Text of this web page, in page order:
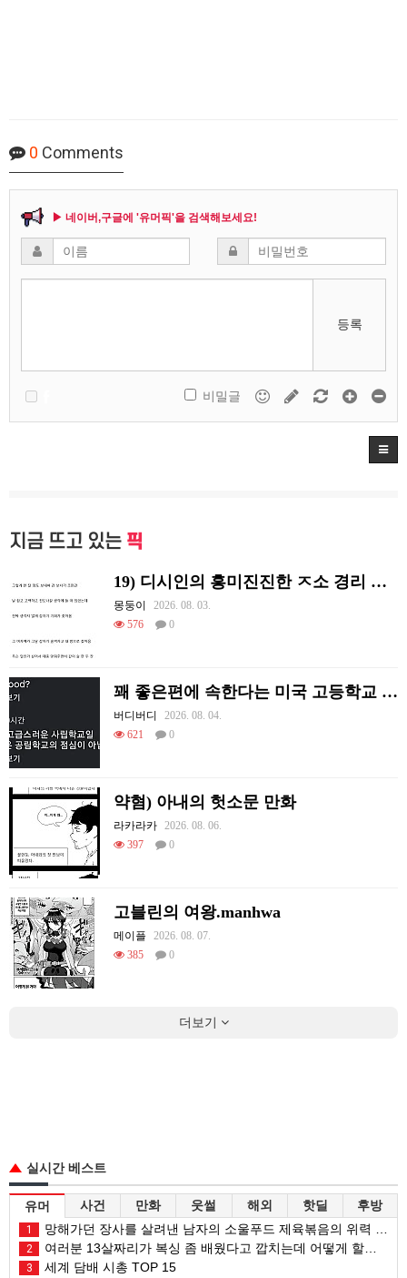
0 Comments
▶ 네이버,구글에 '유머픽'을 검색해보세요!
등록
비밀글
지금 뜨고 있는 픽
19) 디시인의 흥미진진한 ㅈ소 경리 ㄸ먹은 썰
몽둥이
2026. 08. 03.
576
0
꽤 좋은편에 속한다는 미국 고등학교 급식.mp4
버디버디
2026. 08. 04.
621
0
약혐) 아내의 헛소문 만화
라카라카 2026. 08. 06.
397
0
고블린의 여왕.manhwa
메이플
2026. 08. 07.
385
0
더보기
실시간 베스트
유머 사건 만화 웃썰 해외 핫딜 후방
1 망해가던 장사를 살려낸 남자의 소울푸드 제육볶음의 위력 ㅋㅋ
2 여러분 13살짜리가 복싱 좀 배웠다고 깝치는데 어떻게 할까요?
3 세계 담배 시총 TOP 15